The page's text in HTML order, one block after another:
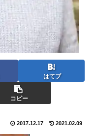
はてブ
コピー
2017.12.17 2021.02.09